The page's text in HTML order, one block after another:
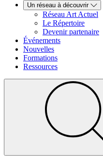
Un réseau à découvrir
Réseau Art Actuel
Le Répertoire
Devenir partenaire
Événements
Nouvelles
Formations
Ressources